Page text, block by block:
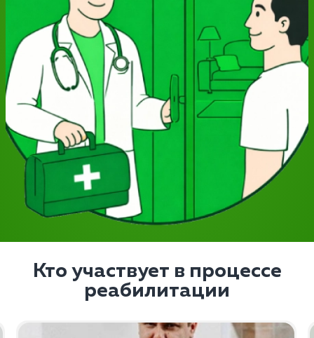
Кто участвует в процессе
реабилитации